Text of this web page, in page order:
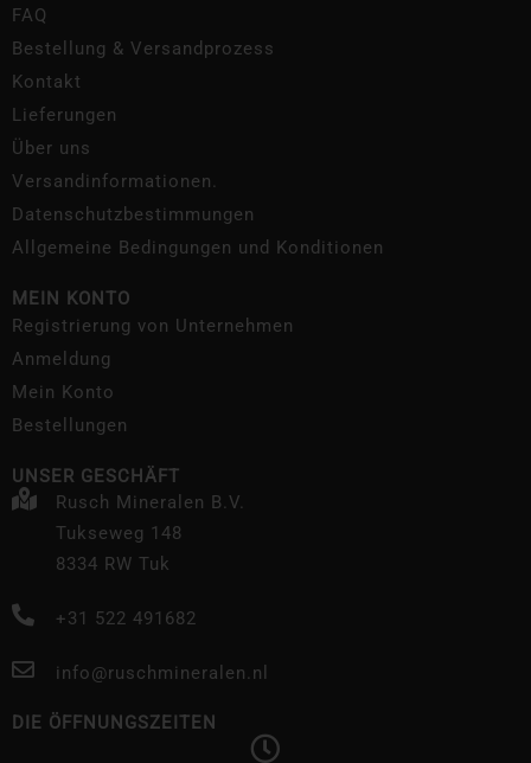
FAQ
Bestellung & Versandprozess
Kontakt
Lieferungen
Über uns
Versandinformationen.
Datenschutzbestimmungen
Allgemeine Bedingungen und Konditionen
MEIN KONTO
Registrierung von Unternehmen
Anmeldung
Mein Konto
Bestellungen
UNSER GESCHÄFT
Rusch Mineralen B.V.
Tukseweg 148
8334 RW Tuk
+31 522 491682
info@ruschmineralen.nl
DIE ÖFFNUNGSZEITEN